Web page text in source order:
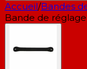
Accueil/Bandes
Bande de